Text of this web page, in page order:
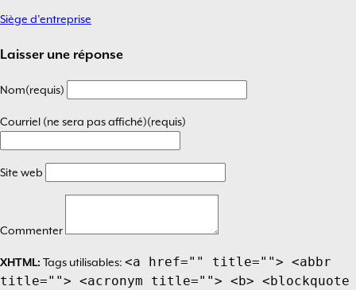
Navigation
de
l’article
Siège d’entreprise
Laisser une réponse
Nom(requis)
Courriel (ne sera pas affiché)(requis)
Site web
Commenter
XHTML: Tags utilisables: <a href="" title=""> <abbr
title=""> <acronym title=""> <b> <blockquote